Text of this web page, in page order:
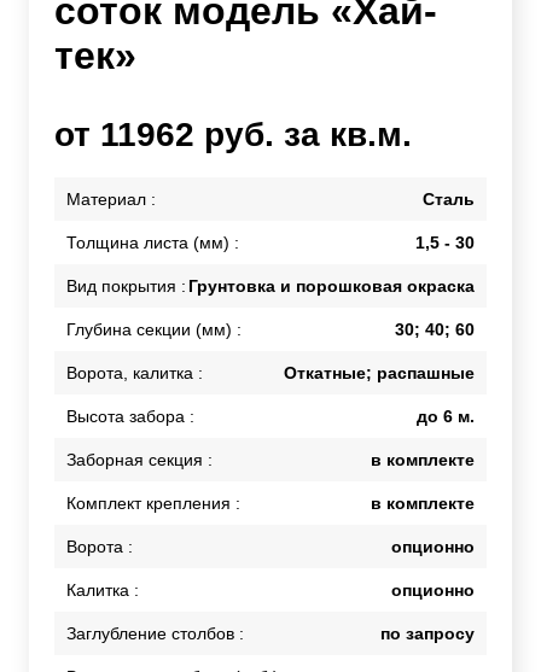
соток модель «Хай-
тек»
от 11962 руб. за кв.м.
Материал : Сталь
Толщина листа (мм) : 1,5 - 30
Вид покрытия : Грунтовка и порошковая окраска
Глубина секции (мм) : 30; 40; 60
Ворота, калитка : Откатные; распашные
Высота забора : до 6 м.
Заборная секция : в комплекте
Комплект крепления : в комплекте
Ворота : опционно
Калитка : опционно
Заглубление столбов : по запросу